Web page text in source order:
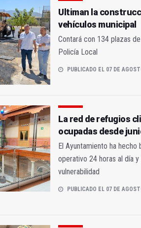
Ultiman la
vehículos municipal
Contará con 134 plazas
Policía Local
PUBLICADO EL 07 DE
La red de refugios
ocupadas desde
El Ayuntamiento ha
operativo 24 horas al día
vulnerabilidad
PUBLICADO EL 07 DE